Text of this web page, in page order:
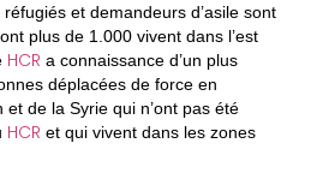
et demandeurs d’asile sont
plus de 1.000 vivent dans l’est
HCR a connaissance d’un plus
déplacées de force en
de la Syrie qui n’ont pas été
HCR et qui vivent dans les zones